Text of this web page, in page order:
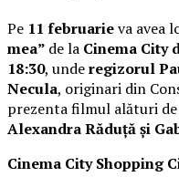
Pe 11 februarieva avea
mea” de la Cinema City
18:30, underegizorul
Necula, originari din
prezenta filmul alături
Alexandra Răduță și
Cinema City Shopping